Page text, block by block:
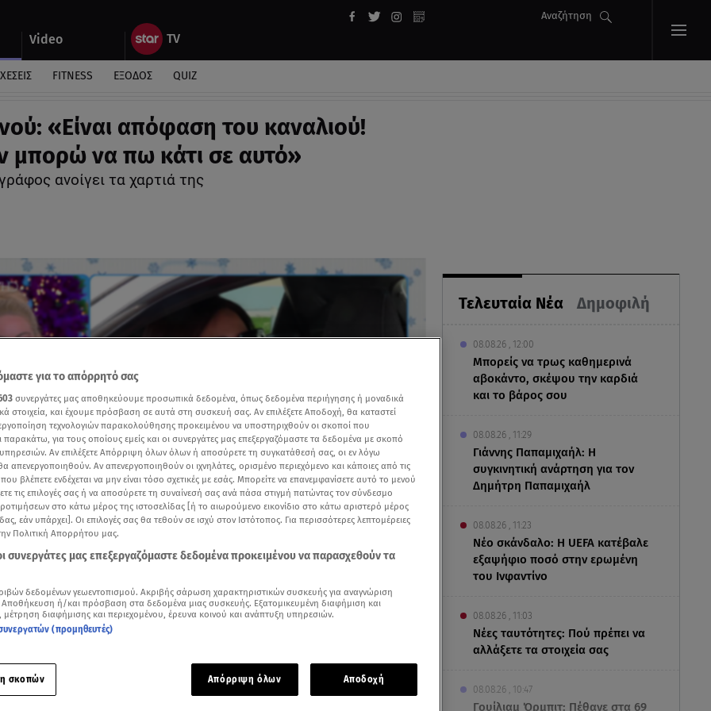
Video
Αναζήτηση
FITNESS ΕΞΟΔΟΣ QUIZ
«Είναι απόφαση του καναλιού!
μπορώ να πω κάτι σε αυτό»
ανοίγει τα χαρτιά της
Τελευταία Νέα Δημοφιλή
08.08.26 , 12:00
Μπορείς να τρως καθημερινά
αβοκάντο, σκέψου την καρδιά
και το βάρος σου
08.08.26 , 11:29
Γιάννης Παπαμιχαήλ: Η
συγκινητική ανάρτηση για τον
Δημήτρη Παπαμιχαήλ
08.08.26 , 11:23
Νέο σκάνδαλο: Η UEFA κατέβαλε
εξαψήφιο ποσό στην ερωμένη
του Ινφαντίνο
08.08.26 , 11:03
Νέες ταυτότητες: Πού πρέπει να
αλλάξετε τα στοιχεία σας
08.08.26 , 10:47
Γουίλιαμ Όρμπιτ: Πέθανε στα 69
στο Breakfast@star
Add star.gr on Google
το άρθρο2:06
για το απόρρητό σας
συνεργάτες μας αποθηκεύουμε προσωπικά δεδομένα, όπως δεδομένα περιήγησης ή μοναδικά
στοιχεία, και έχουμε πρόσβαση σε αυτά στη συσκευή σας. Αν επιλέξετε Αποδοχή, θα καταστεί
τεχνολογιών παρακολούθησης προκειμένου να υποστηριχθούν οι σκοποί που
παρακάτω, για τους οποίους εμείς και οι συνεργάτες μας επεξεργαζόμαστε τα δεδομένα με σκοπό
Αν επιλέξετε Απόρριψη όλων όλων ή αποσύρετε τη συγκατάθεσή σας, οι εν λόγω
απενεργοποιηθούν. Αν απενεργοποιηθούν οι ιχνηλάτες, ορισμένο περιεχόμενο και κάποιες από τις
βλέπετε ενδέχεται να μην είναι τόσο σχετικές με εσάς. Μπορείτε να επανεμφανίσετε αυτό το μενού
τις επιλογές σας ή να αποσύρετε τη συναίνεσή σας ανά πάσα στιγμή πατώντας τον σύνδεσμο
στο κάτω μέρος της ιστοσελίδας [ή το αιωρούμενο εικονίδιο στο κάτω αριστερό μέρος
εάν υπάρχει]. Οι επιλογές σας θα τεθούν σε ισχύ στον Ιστότοπος. Για περισσότερες λεπτομέρειες
Πολιτική Απορρήτου μας.
συνεργάτες μας επεξεργαζόμαστε δεδομένα προκειμένου να παρασχεθούν τα
δεδομένων γεωεντοπισμού. Ακριβής σάρωση χαρακτηριστικών συσκευής για αναγνώριση
Αποθήκευση ή/και πρόσβαση στα δεδομένα μιας συσκευής. Εξατομικευμένη διαφήμιση και
μέτρηση διαφήμισης και περιεχομένου, έρευνα κοινού και ανάπτυξη υπηρεσιών.
(προμηθευτές)
σκοπών Απόρριψη όλων Αποδοχή